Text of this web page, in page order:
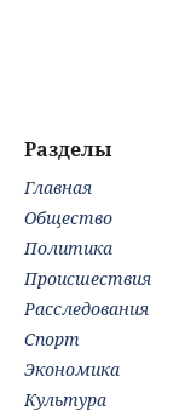
Разделы
Главная
Общество
Политика
Происшествия
Расследования
Спорт
Экономика
Культура